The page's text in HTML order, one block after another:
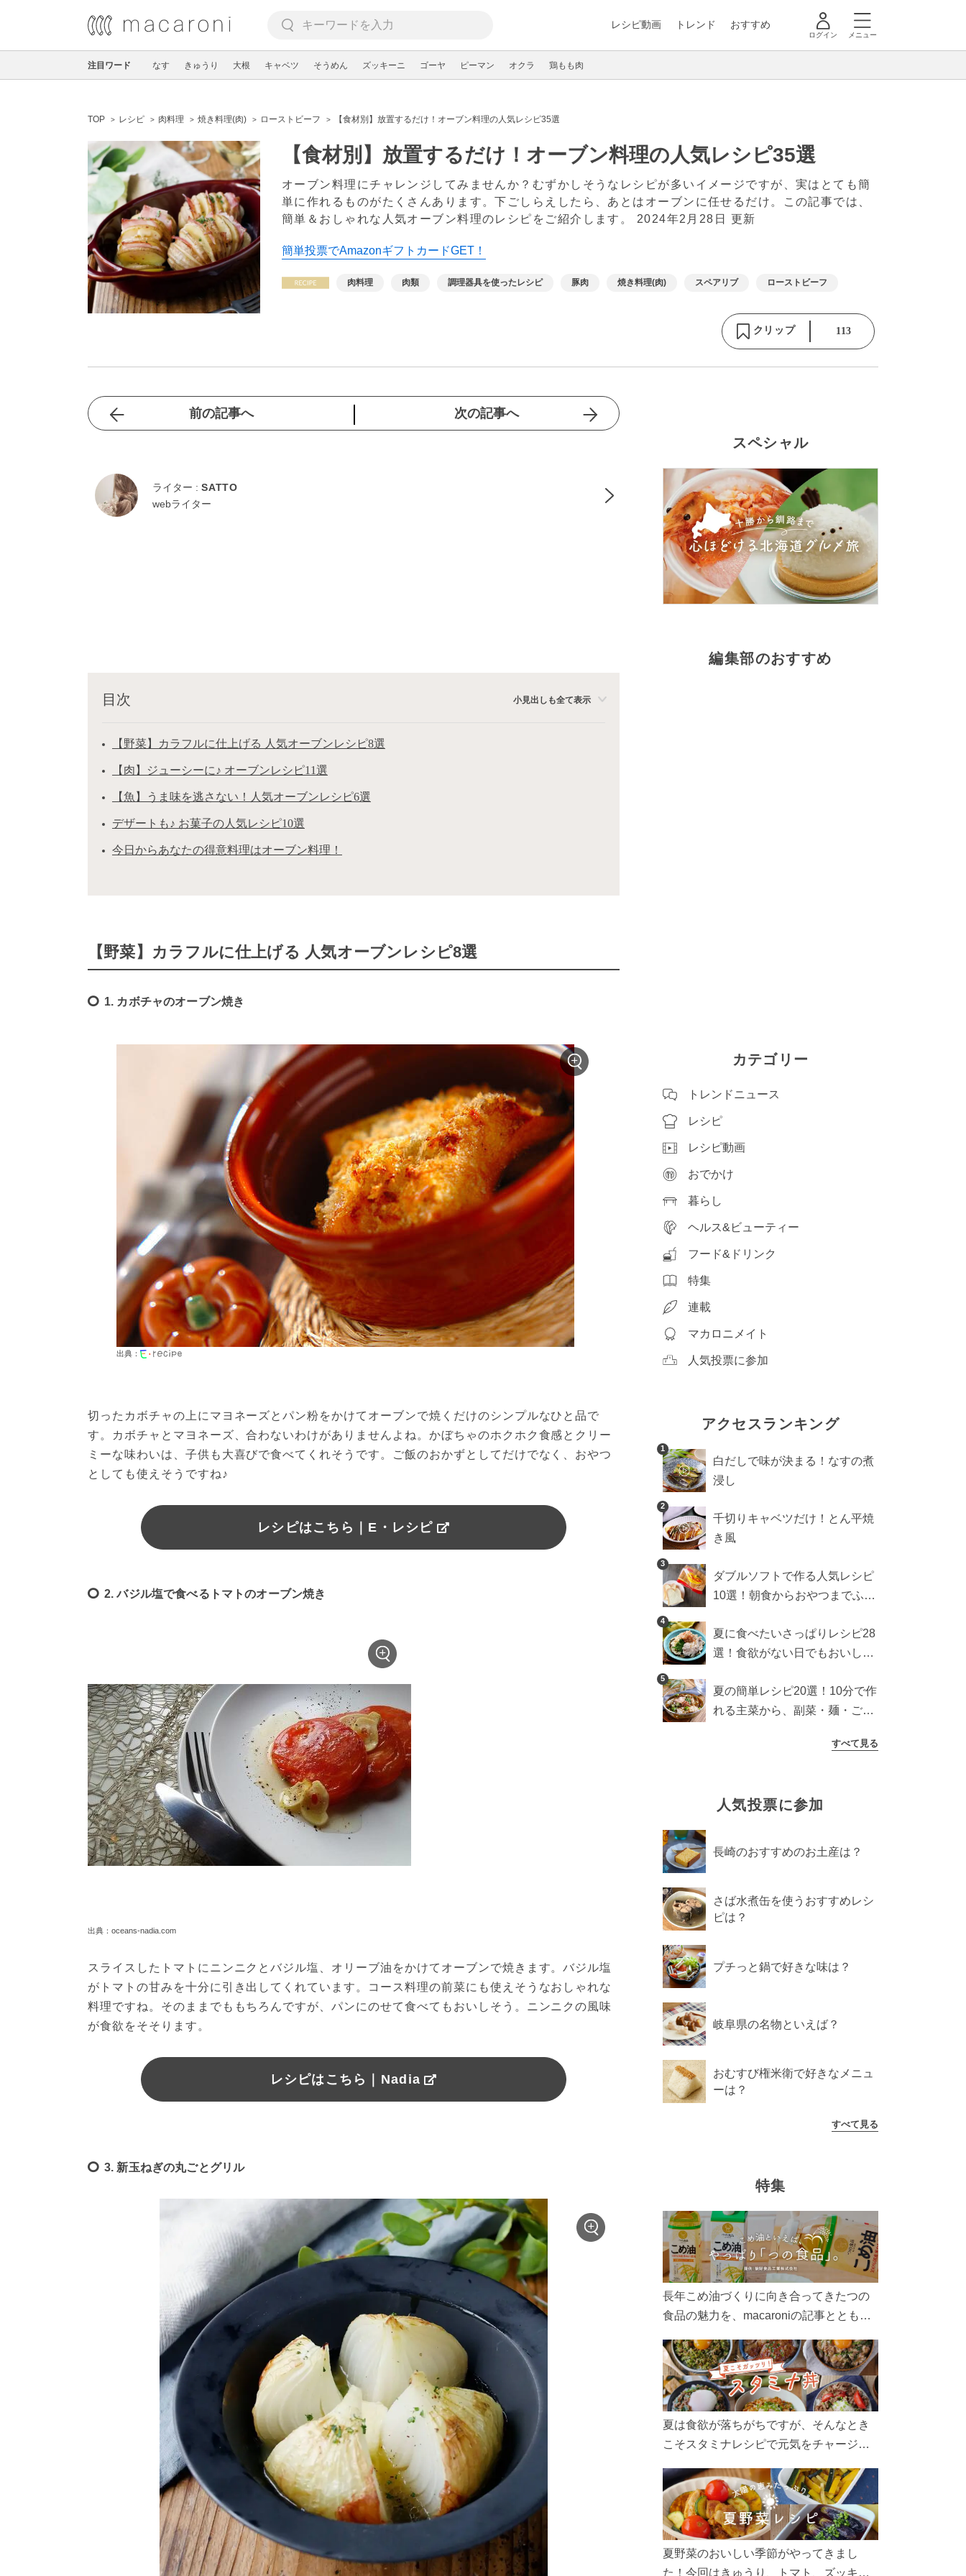
レシピ動画 トレンド おすすめ
ログイン メニュー
注目ワード なす きゅうり 大根 キャベツ そうめん ズッキーニ ゴーヤ ピーマン オクラ 鶏もも肉
TOP レシピ 肉料理 焼き料理(肉) ローストビーフ 【食材別】放置するだけ！オーブン料理の人気レシピ35選
【食材別】放置するだけ！オーブン料理の人気レシピ35選
オーブン料理にチャレンジしてみませんか？むずかしそうなレシピが多いイメージですが、実はとても簡
単に作れるものがたくさんあります。下ごしらえしたら、あとはオーブンに任せるだけ。この記事では、
簡単＆おしゃれな人気オーブン料理のレシピをご紹介します。 2024年2月28日 更新
簡単投票でAmazonギフトカードGET！
肉料理 肉類 調理器具を使ったレシピ 豚肉 焼き料理(肉) スペアリブ ローストビーフ
クリップ 113
前の記事へ 次の記事へ
ライター : SATTO
webライター
目次 小見出しも全て表示
【野菜】カラフルに仕上げる 人気オーブンレシピ8選
【肉】ジューシーに♪ オーブンレシピ11選
【魚】うま味を逃さない！人気オーブンレシピ6選
デザートも♪ お菓子の人気レシピ10選
今日からあなたの得意料理はオーブン料理！
【野菜】カラフルに仕上げる 人気オーブンレシピ8選
1. カボチャのオーブン焼き
出典：
切ったカボチャの上にマヨネーズとパン粉をかけてオーブンで焼くだけのシンプルなひと品で
す。カボチャとマヨネーズ、合わないわけがありませんよね。かぼちゃのホクホク食感とクリー
ミーな味わいは、子供も大喜びで食べてくれそうです。ご飯のおかずとしてだけでなく、おやつ
としても使えそうですね♪
レシピはこちら｜E・レシピ
2. バジル塩で食べるトマトのオーブン焼き
出典：oceans-nadia.com
スライスしたトマトにニンニクとバジル塩、オリーブ油をかけてオーブンで焼きます。バジル塩
がトマトの甘みを十分に引き出してくれています。コース料理の前菜にも使えそうなおしゃれな
料理ですね。そのままでももちろんですが、パンにのせて食べてもおいしそう。ニンニクの風味
レシピはこちら｜Nadia
3. 新玉ねぎの丸ごとグリル
スペシャル
編集部のおすすめ
カテゴリー
トレンドニュース
レシピ
レシピ動画
おでかけ
暮らし
ヘルス&ビューティー
フード&ドリンク
特集
連載
マカロニメイト
人気投票に参加
アクセスランキング
1
白だしで味が決まる！なすの煮
浸し
2
千切りキャベツだけ！とん平焼
き風
3
ダブルソフトで作る人気レシピ
10選！朝食からおやつまでふん
4
夏に食べたいさっぱりレシピ28
選！食欲がない日でもおいしい
5
夏の簡単レシピ20選！10分で作
れる主菜から、副菜・麺・ごは
すべて見る
人気投票に参加
長崎のおすすめのお土産は？
さば水煮缶を使うおすすめレシ
ピは？
プチっと鍋で好きな味は？
岐阜県の名物といえば？
おむすび権米衛で好きなメニュ
ーは？
すべて見る
特集
長年こめ油づくりに向き合ってきたつの
食品の魅力を、macaroniの記事とともに
ん、製造現場や品質へのこだわりまで。
こめ油をもっと好きになるコンテンツを
ぜひお楽しみください。
夏は食欲が落ちがちですが、そんなとき
こそスタミナレシピで元気をチャージ！
リ食べて、夏バテを吹き飛ばしましょ
う！
夏野菜のおいしい季節がやってきまし
た！今回はきゅうり、トマト、ズッキー